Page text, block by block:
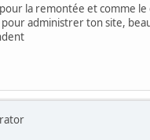
la remontée et comme le
administrer ton site,